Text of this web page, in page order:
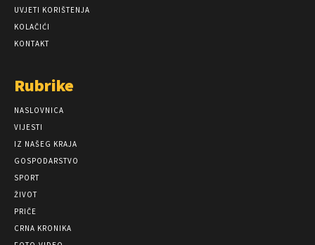
UVJETI KORIŠTENJA
KOLAČIĆI
KONTAKT
Rubrike
NASLOVNICA
VIJESTI
IZ NAŠEG KRAJA
GOSPODARSTVO
SPORT
ŽIVOT
PRIČE
CRNA KRONIKA